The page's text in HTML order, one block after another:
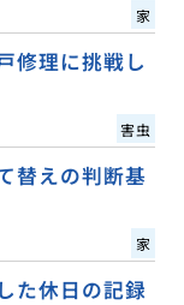
家
修理に挑戦し
害虫
替えの判断基
家
た休日の記録